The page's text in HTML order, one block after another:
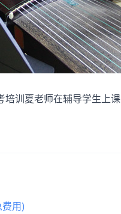
训夏老师在辅导学生上课
用)